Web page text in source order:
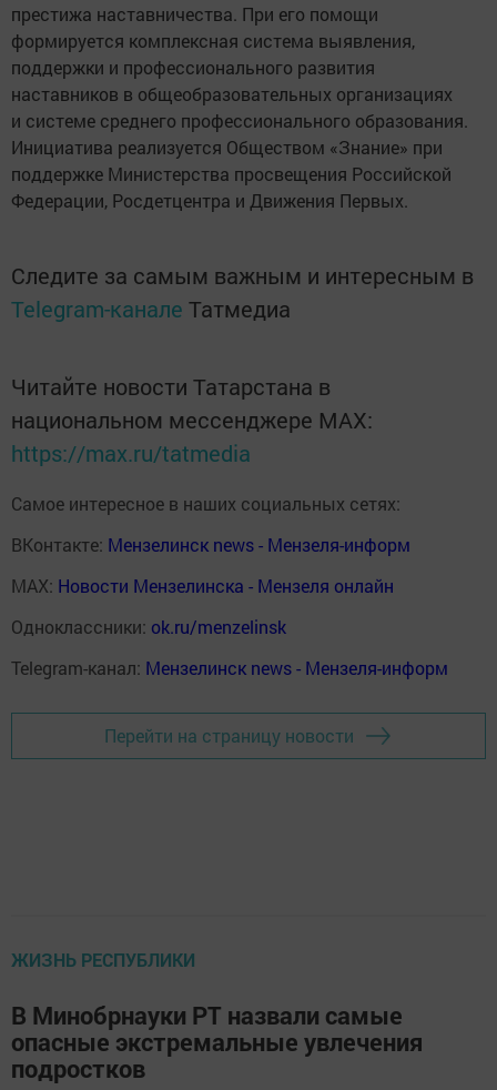
престижа наставничества. При его помощи
формируется комплексная система выявления,
поддержки и профессионального развития
наставников в общеобразовательных организациях
и системе среднего профессионального образования.
Инициатива реализуется Обществом «Знание» при
поддержке Министерства просвещения Российской
Федерации, Росдетцентра и Движения Первых.
Следите за самым важным и интересным в
Telegram-канале Татмедиа
Читайте новости Татарстана в
национальном мессенджере MАХ:
https://max.ru/tatmedia
Самое интересное в наших социальных сетях:
ВКонтакте: Мензелинск news - Мензеля-информ
MAX: Новости Мензелинска - Мензеля онлайн
Одноклассники: ok.ru/menzelinsk
Telegram-канал: Мензелинск news - Мензеля-информ
Перейти на страницу новости
ЖИЗНЬ РЕСПУБЛИКИ
В Минобрнауки РТ назвали самые
опасные экстремальные увлечения
подростков